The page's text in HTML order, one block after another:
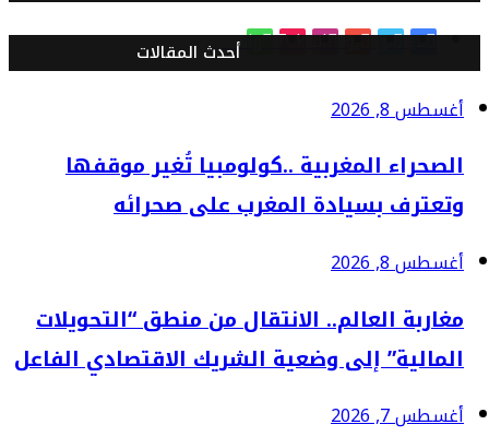
فيسبوك
تويتريوتيوبانستقرام
TikTokواتسابأحدث المقالات
أغسطس 8, 2026
الصحراء المغربية ..كولومبيا تُغير موقفها
وتعترف بسيادة المغرب على صحرائه
أغسطس 8, 2026
مغاربة العالم.. الانتقال من منطق “التحويلات
المالية” إلى وضعية الشريك الاقتصادي الفاعل
أغسطس 7, 2026